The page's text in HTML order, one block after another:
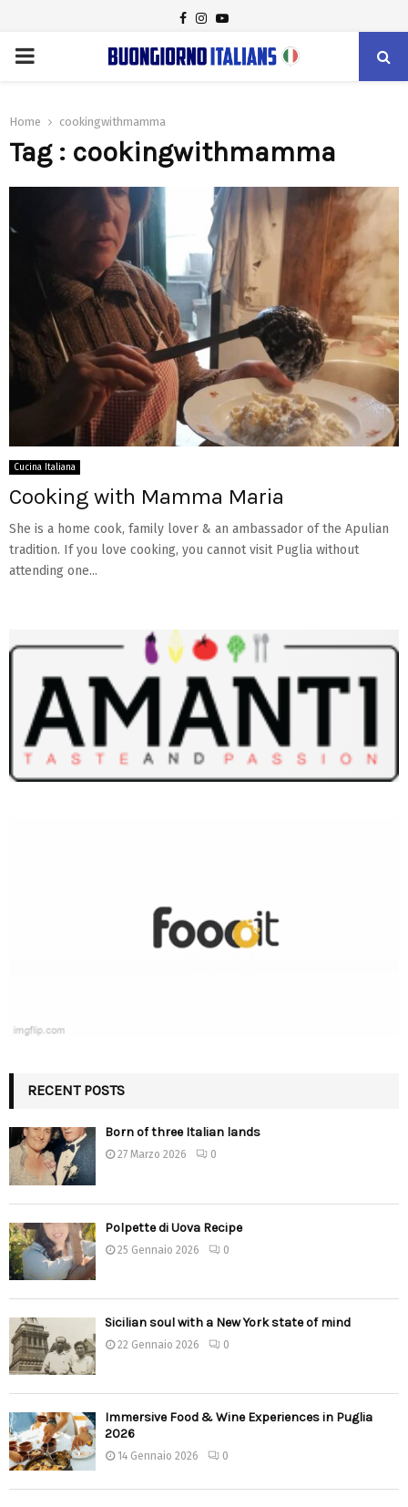
FACEBOOK
INSTAGRAM
YOUTUBE
PRIMARY
Home cookingwithmamma
Tag : cookingwithmamma
Cucina Italiana
Cooking with Mamma Maria
She is a home cook, family lover & an ambassador of the Apulian
tradition. If you love cooking, you cannot visit Puglia without
attending one...
RECENT POSTS
Born of three Italian lands
27 Marzo 2026 0
Polpette di Uova Recipe
25 Gennaio 2026 0
Sicilian soul with a New York state of mind
22 Gennaio 2026 0
Immersive Food & Wine Experiences in Puglia
2026
14 Gennaio 2026 0